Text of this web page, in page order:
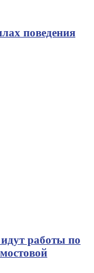
поведения
работы по